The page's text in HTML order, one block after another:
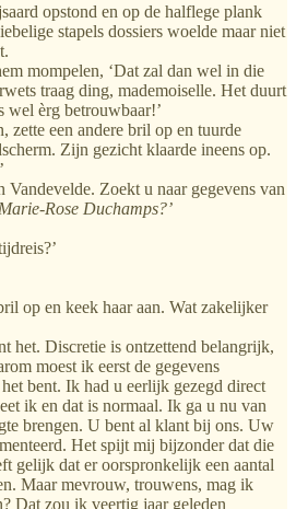
opstond en op de halflege plank
stapels dossiers woelde maar niet
mompelen, ‘Dat zal dan wel in die
traag ding, mademoiselle. Het duurt
wel èrg betrouwbaar!’
zette een andere bril op en tuurde
Zijn gezicht klaarde ineens op.
Zoekt u naar gegevens van
Marie-Rose Duchamps?’
op en keek haar aan. Wat zakelijker
het. Discretie is ontzettend belangrijk,
moest ik eerst de gegevens
bent. Ik had u eerlijk gezegd direct
ik en dat is normaal. Ik ga u nu van
brengen. U bent al klant bij ons. Uw
Het spijt mij bijzonder dat die
gelijk dat er oorspronkelijk een aantal
Maar mevrouw, trouwens, mag ik
Dat zou ik veertig jaar geleden